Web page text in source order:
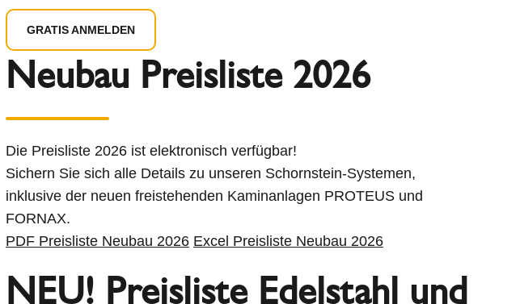
GRATIS ANMELDEN
Neubau Preisliste 2026
Die Preisliste 2026 ist elektronisch verfügbar!
Sichern Sie sich alle Details zu unseren Schornstein-Systemen,
inklusive der neuen freistehenden Kaminanlagen PROTEUS und
FORNAX.
PDF Preisliste Neubau 2026 Excel Preisliste Neubau 2026
NEU! Preisliste Edelstahl und